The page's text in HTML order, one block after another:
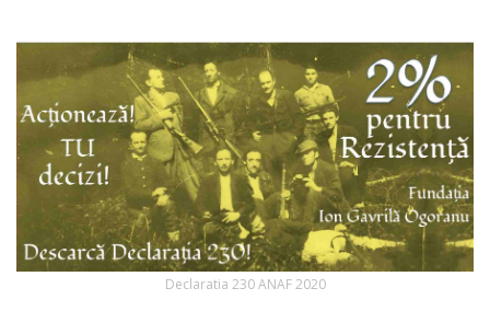
Declaratia 230 ANAF 2020